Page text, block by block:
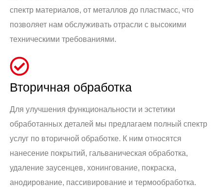
спектр материалов, от металлов до пластмасс, что
позволяет нам обслуживать отрасли с высокими
техническими требованиями.
Вторичная обработка
Для улучшения функциональности и эстетики
обработанных деталей мы предлагаем полный спектр
услуг по вторичной обработке. К ним относятся
нанесение покрытий, гальваническая обработка,
удаление заусенцев, хонингование, покраска,
анодирование, пассивирование и термообработка.